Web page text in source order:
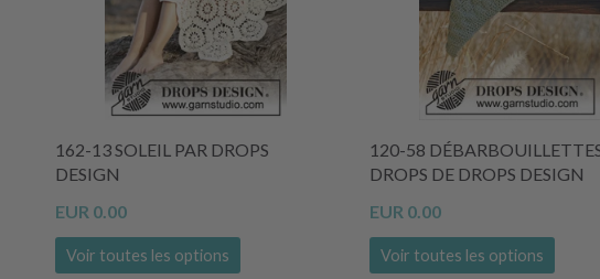
162-13 SOLEIL PAR DROPS
DESIGN
EUR 0.00
Voir toutes les options
120-58
DROPS DE DROPS DESIGN
EUR 0.00
Voir toutes les options